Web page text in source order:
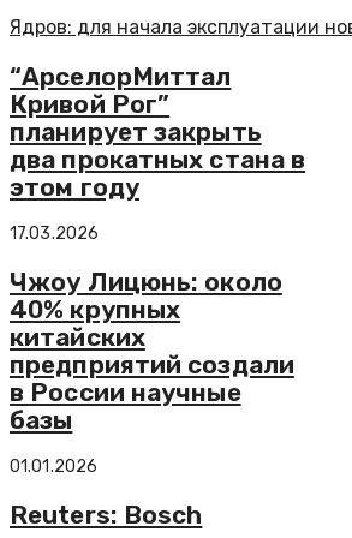
Ядров: для начала эксплуатации
“АрселорМиттал
Кривой Рог”
планирует закрыть
два прокатных стана в
этом году
17.03.2026
Чжоу Лицюнь: около
40% крупных
китайских
предприятий создали
в России научные
базы
01.01.2026
Reuters: Bosch